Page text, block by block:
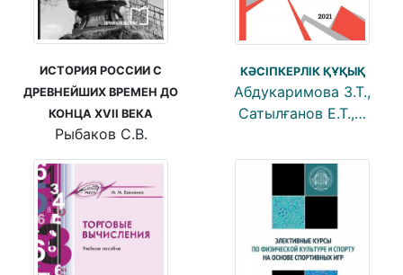
ИСТОРИЯ РОССИИ С
ДРЕВНЕЙШИХ ВРЕМЕН ДО
КОНЦА XVII ВЕКА
Рыбаков С.В.
КӘСІПКЕРЛІК ҚҰҚЫҚ
Абдукаримова З.Т.,
Сатылғанов Е.Т.,…